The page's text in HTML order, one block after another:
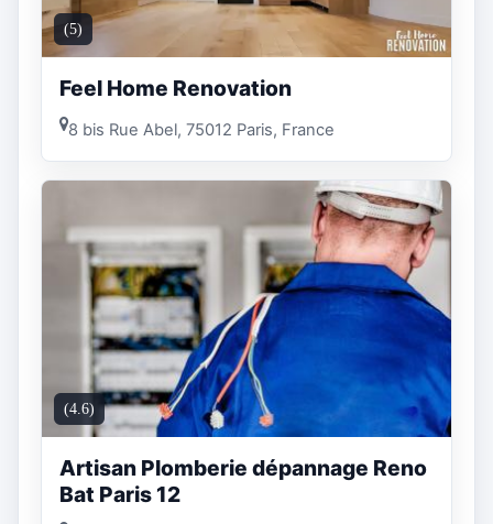
(5)
Feel Home Renovation
8 bis Rue Abel, 75012 Paris, France
(4.6)
Artisan Plomberie dépannage Reno
Bat Paris 12